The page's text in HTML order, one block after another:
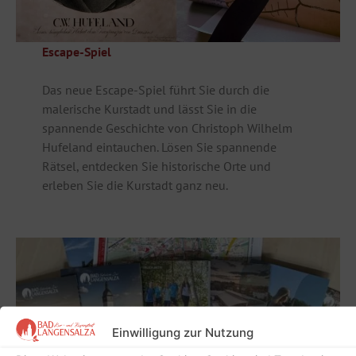
Einwilligung zur Nutzung
Escape-Spiel
Das neue Escape-Spiel führt Sie durch die
malerische Kurstadt und lässt Sie in die
spannende Geschichte von Christoph Wilhelm
Hufeland eintauchen. Lösen Sie spannende
Rätsel, entdecken Sie historische Orte und
erleben Sie die Kurstadt ganz neu.